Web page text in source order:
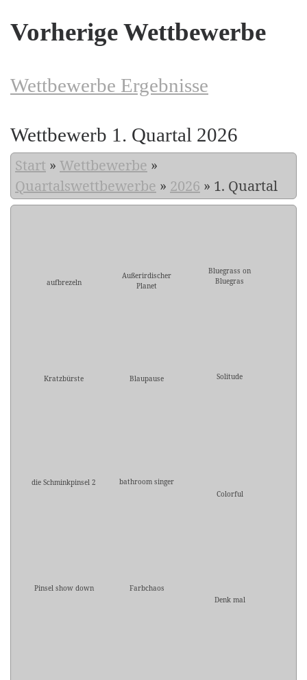
Vorherige Wettbewerbe
Wettbewerbe Ergebnisse
Wettbewerb 1. Quartal 2026
Start » Wettbewerbe »
Quartalswettbewerbe » 2026 » 1. Quartal
aufbrezeln
Außerirdischer
Planet
Bluegrass on
Bluegras
Kratzbürste Blaupause Solitude
die Schminkpinsel 2
bathroom singer
Colorful
Pinsel show down
Farbchaos
Denk mal